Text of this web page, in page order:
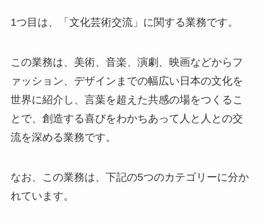
1つ目は、「文化芸術交流」に関する業務です。
この業務は、美術、音楽、演劇、映画などからフ
ァッション、デザインまでの幅広い日本の文化を
世界に紹介し、言葉を超えた共感の場をつくるこ
とで、創造する喜びをわかちあって人と人との交
流を深める業務です。
なお、この業務は、下記の5つのカテゴリーに分か
れています。